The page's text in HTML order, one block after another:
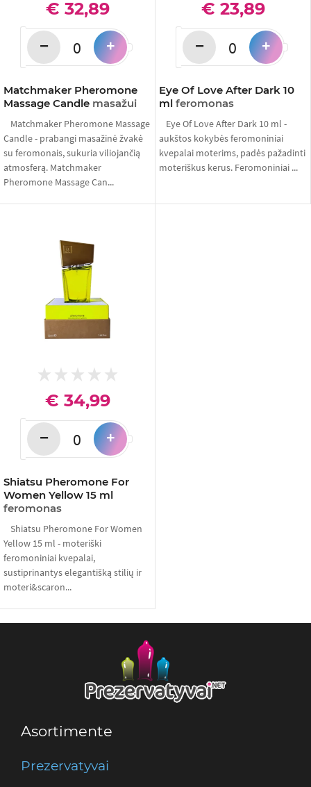
Matchmaker Pheromone
Massage Candle masažui
€ 32,89
− +
Matchmaker Pheromone Massage
Candle - prabangi masažinė žvakė
su feromonais, sukuria viliojančią
atmosferą. Matchmaker
Pheromone Massage Can...
Eye Of Love After Dark 10
ml feromonas
€ 23,89
− +
Eye Of Love After Dark 10 ml -
aukštos kokybės feromoniniai
kvepalai moterims, padės pažadinti
moteriškus kerus. Feromoniniai ...
Shiatsu Pheromone For
Women Yellow 15 ml
feromonas
€ 34,99
− +
Shiatsu Pheromone For Women
Yellow 15 ml - moteriški
feromoniniai kvepalai,
sustiprinantys elegantišką stilių ir
moteri&scaron...
Asortimente
Prezervatyvai